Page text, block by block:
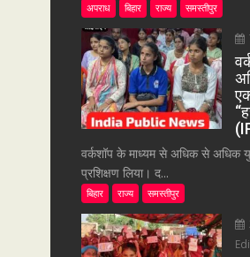
अपराध बिहार राज्य समस्तीपुर
वर्कशॉप के माध्यम से अधिक से अधिक
प्रशिक्षण लिया। द...
बिहार राज्य समस्तीपुर